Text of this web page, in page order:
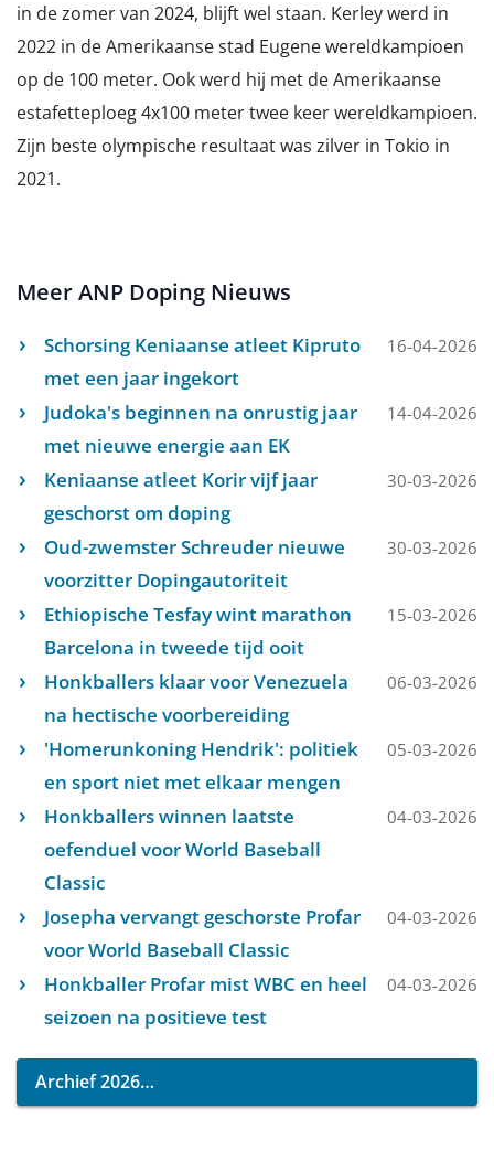
in de zomer van 2024, blijft wel staan. Kerley werd in
2022 in de Amerikaanse stad Eugene wereldkampioen
op de 100 meter. Ook werd hij met de Amerikaanse
estafetteploeg 4x100 meter twee keer wereldkampioen.
Zijn beste olympische resultaat was zilver in Tokio in
2021.
Meer ANP Doping Nieuws
Schorsing Keniaanse atleet Kipruto
met een jaar ingekort
16-04-2026
Judoka's beginnen na onrustig jaar
met nieuwe energie aan EK
14-04-2026
Keniaanse atleet Korir vijf jaar
geschorst om doping
30-03-2026
Oud-zwemster Schreuder nieuwe
voorzitter Dopingautoriteit
30-03-2026
Ethiopische Tesfay wint marathon
Barcelona in tweede tijd ooit
15-03-2026
Honkballers klaar voor Venezuela
na hectische voorbereiding
06-03-2026
'Homerunkoning Hendrik': politiek
en sport niet met elkaar mengen
05-03-2026
Honkballers winnen laatste
oefenduel voor World Baseball
Classic
04-03-2026
Josepha vervangt geschorste Profar
voor World Baseball Classic
04-03-2026
Honkballer Profar mist WBC en heel
seizoen na positieve test
04-03-2026
Archief 2026